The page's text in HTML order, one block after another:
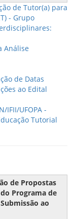
de Tutor(a) para
- Grupo
Análise
de Datas
ao Edital
IFII/UFOPA -
Tutorial
de Propostas
Programa de
ao